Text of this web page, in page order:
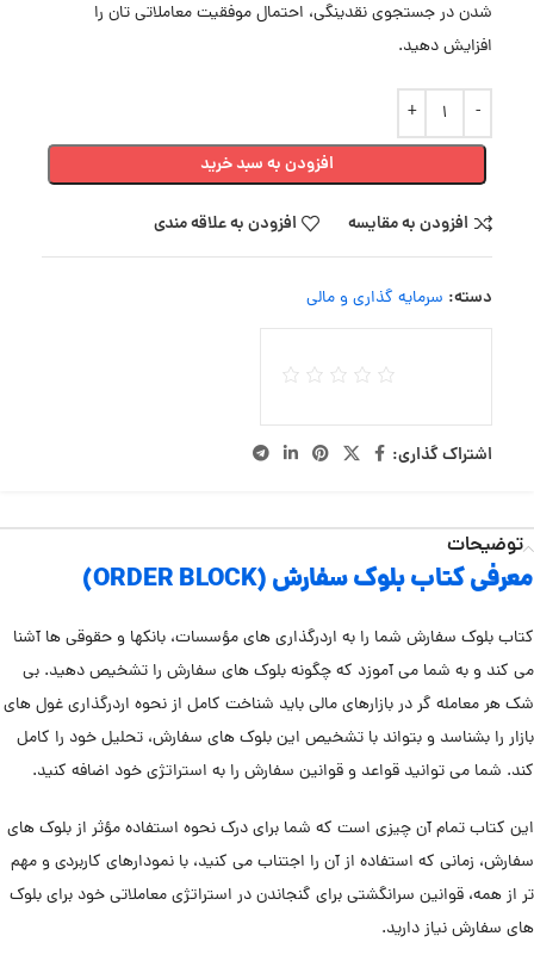
شدن در جستجوی نقدینگی، احتمال موفقیت معاملاتی تان را
افزایش دهید.
افزودن به سبد خرید
افزودن به مقایسه افزودن به علاقه مندی
دسته: سرمایه گذاری و مالی
اشتراک گذاری:
توضیحات
معرفی کتاب بلوک سفارش (ORDER BLOCK)
کتاب بلوک سفارش شما را به اردرگذاری های مؤسسات، بانکها و حقوقی ها آشنا
می کند و به شما می آموزد که چگونه بلوک های سفارش را تشخیص دهید. بی
شک هر معامله گر در بازارهای مالی باید شناخت کامل از نحوه اردرگذاری غول های
بازار را بشناسد و بتواند با تشخیص این بلوک های سفارش، تحلیل خود را کامل
کند. شما می توانید قواعد و قوانین سفارش را به استراتژی خود اضافه کنید.
این کتاب تمام آن چیزی است که شما برای درک نحوه استفاده مؤثر از بلوک های
سفارش، زمانی که استفاده از آن را اجتناب می کنید، با نمودارهای کاربردی و مهم
تر از همه، قوانین سرانگشتی برای گنجاندن در استراتژی معاملاتی خود برای بلوک
های سفارش نیاز دارید.